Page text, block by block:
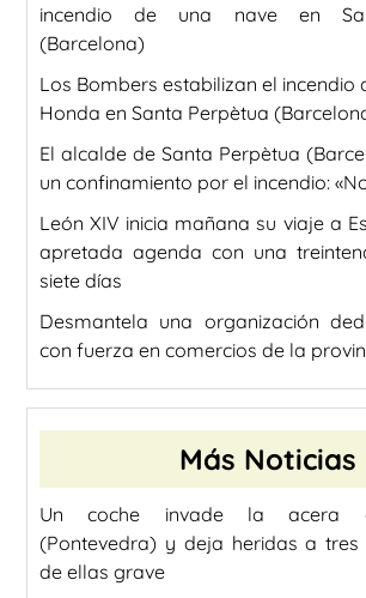
incendio de una nave en
(Barcelona)
Los Bombers estabilizan el incendio
Honda en Santa Perpètua
El alcalde de Santa Perpètua
un confinamiento por el incendio:
León XIV inicia mañana su viaje a
apretada agenda con una
siete días
Desmantela una organización
con fuerza en comercios de la
Más Noticias
Un coche invade la acera
(Pontevedra) y deja heridas a tres
de ellas grave